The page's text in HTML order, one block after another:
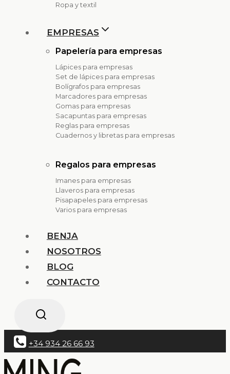
Ropa y textil
EMPRESAS
Papelería para empresas
Lápices para empresas
Set de lápices para empresas
Bolígrafos para empresas
Marcadores para empresas
Gomas para empresas
Sacapuntas para empresas
Reglas para empresas
Cuadernos y libretas para empresas
Regalos para empresas
Imanes para empresas
Llaveros para empresas
Pisapapeles para empresas
Varios para empresas
BENJA
NOSOTROS
BLOG
CONTACTO
+34 934 26 66 93